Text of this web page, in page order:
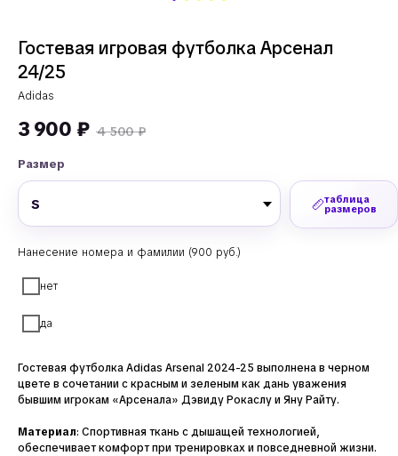
Гостевая игровая футболка Арсенал
24/25
Adidas
3 900 ₽ 4 500 ₽
Размер
таблица
размеров
Нанесение номера и фамилии (900 руб.)
нет
да
Гостевая футболка Adidas Arsenal 2024-25 выполнена в черном
цвете в сочетании с красным и зеленым как дань уважения
бывшим игрокам «Арсенала» Дэвиду Рокаслу и Яну Райту.
Материал: Спортивная ткань с дышащей технологией,
обеспечивает комфорт при тренировках и повседневной жизни.